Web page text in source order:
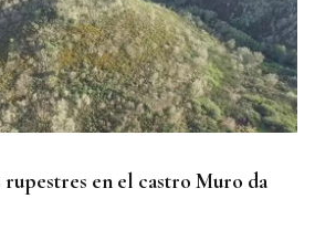
rupestres en el castro Muro da